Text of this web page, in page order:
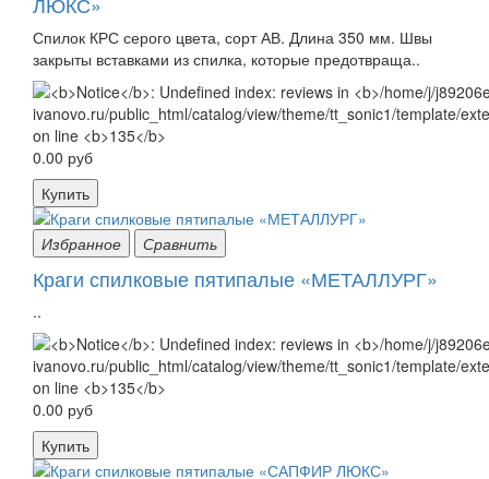
Спилок КРС серого цвета, сорт АВ. Длина 350 мм. Швы
закрыты вставками из спилка, которые предотвраща..
0.00 руб
Купить
Избранное Сравнить
Краги спилковые пятипалые «МЕТАЛЛУРГ»
..
0.00 руб
Купить